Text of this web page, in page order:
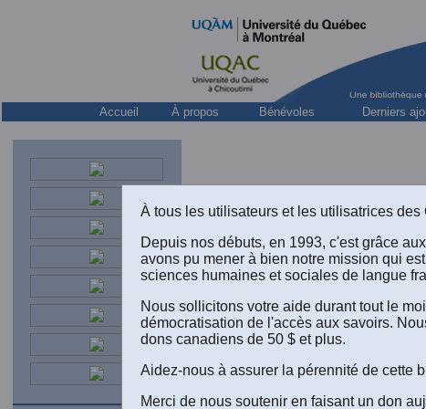
Accueil À propos Bénévoles Derniers
À tous les utilisateurs et les utilisatrices
Depuis nos débuts, en 1993, c'est grâce
avons pu mener à bien notre mission qui
sciences humaines et sociales de langue
Nous sollicitons votre aide durant tout le
démocratisation de l'accès aux savoirs.
dons canadiens de 50 $ et plus.
Aidez-nous à assurer la pérennité de cette
Merci de nous soutenir en faisant un don